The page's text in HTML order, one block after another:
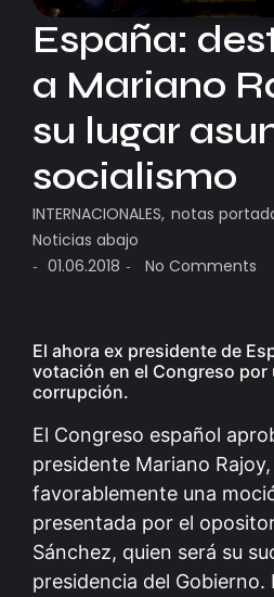
España:
a Mariano
su lugar
socialismo
INTERNACIONALES, notas
Noticias abajo
- 01.06.2018 - No Comments
El ahora ex presidente de
votación en el Congreso por
corrupción.
El Congreso español
presidente Mariano
favorablemente una
presentada por el
Sánchez, quien será su
presidencia del Gobierno.